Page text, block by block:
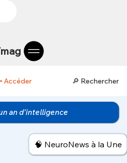
Accéder 🔎 Rechercher
an d’intelligence
🧠 NeuroNews à la Une